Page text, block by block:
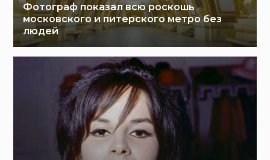
Фотограф показал всю роскошь
московского и питерского метро без
людей